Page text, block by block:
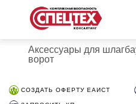
Аксессуары для
ворот
СОЗДАТЬ ОФЕРТУ ЕАИСТ